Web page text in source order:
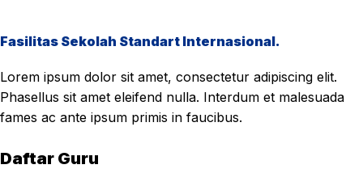
Fasilitas Sekolah Standart Internasional.
Lorem ipsum dolor sit amet, consectetur adipiscing elit.
Phasellus sit amet eleifend nulla. Interdum et malesuada
fames ac ante ipsum primis in faucibus.
Daftar Guru